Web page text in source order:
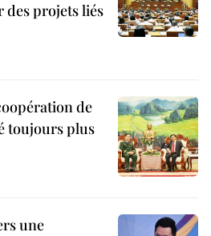
des projets liés
de
toujours plus
une